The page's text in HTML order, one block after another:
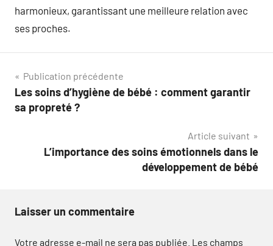
harmonieux, garantissant une meilleure relation avec
ses proches.
Navigation
de
Publication précédente
Les soins d’hygiène de bébé : comment garantir
sa propreté ?
Article suivant
L’importance des soins émotionnels dans le
développement de bébé
Laisser un commentaire
Votre adresse e-mail ne sera pas publiée. Les champs